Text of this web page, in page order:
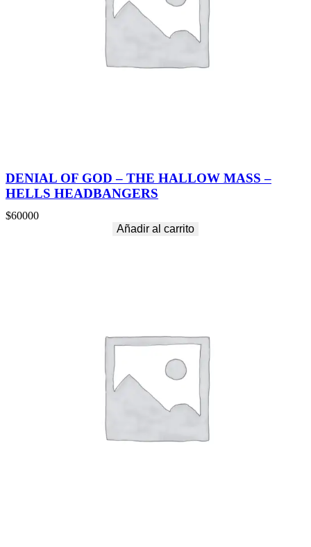
DENIAL OF GOD – THE HALLOW MASS –
HELLS HEADBANGERS
$60000
Añadir al carrito